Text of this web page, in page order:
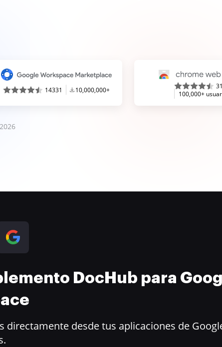
14331 10,000,000+
100,000+
DocHub para
desde tus aplicaciones de